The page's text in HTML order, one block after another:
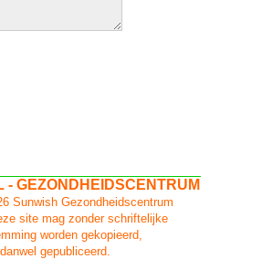
- GEZONDHEIDSCENTRUM
Sunwish Gezondheidscentrum
site mag zonder schriftelijke
worden gekopieerd,
danwel gepubliceerd.